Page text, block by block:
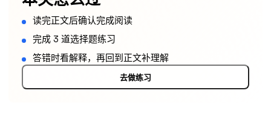
读完正文后确认完成阅读
完成 3 道选择题练习
答错时看解释，再回到正文补理解
去做练习